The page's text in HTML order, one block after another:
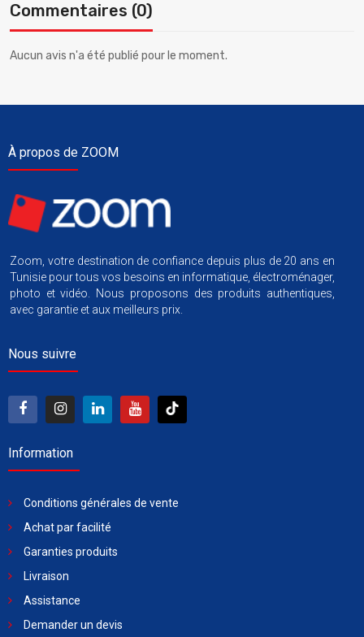
Commentaires (0)
Aucun avis n'a été publié pour le moment.
À propos de ZOOM
Zoom, votre destination de confiance depuis plus de 20 ans en
Tunisie pour tous vos besoins en informatique, électroménager,
photo et vidéo. Nous proposons des produits authentiques,
avec garantie et aux meilleurs prix.
Nous suivre
Information
Conditions générales de vente
Achat par facilité
Garanties produits
Livraison
Assistance
Demander un devis